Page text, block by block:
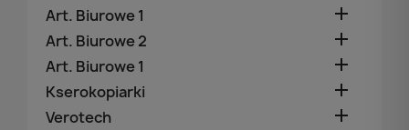
Art. Biurowe 1 
Art. Biurowe 2 
Art. Biurowe 1 
Kserokopiarki 
Verotech 